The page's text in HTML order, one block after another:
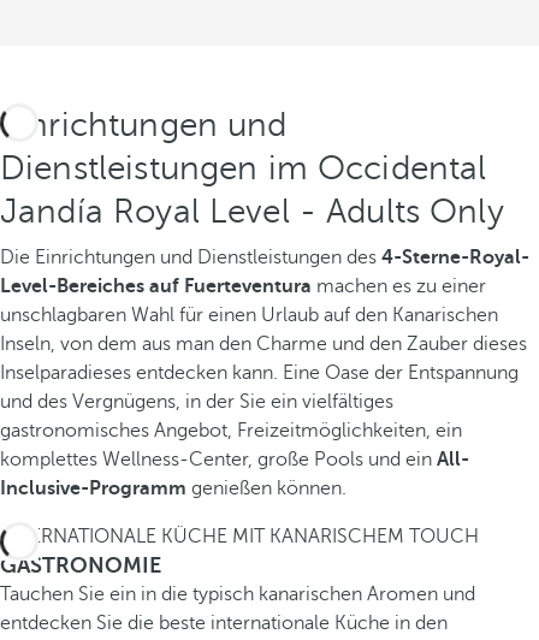
Einrichtungen und
Dienstleistungen im Occidental
Jandía Royal Level - Adults Only
Die Einrichtungen und Dienstleistungen des 4-Sterne-Royal-
Level-Bereiches auf Fuerteventura machen es zu einer
unschlagbaren Wahl für einen Urlaub auf den Kanarischen
Inseln, von dem aus man den Charme und den Zauber dieses
Inselparadieses entdecken kann. Eine Oase der Entspannung
und des Vergnügens, in der Sie ein vielfältiges
gastronomisches Angebot, Freizeitmöglichkeiten, ein
komplettes Wellness-Center, große Pools und ein All-
Inclusive-Programm genießen können.
INTERNATIONALE KÜCHE MIT KANARISCHEM TOUCH
GASTRONOMIE
Tauchen Sie ein in die typisch kanarischen Aromen und
entdecken Sie die beste internationale Küche in den